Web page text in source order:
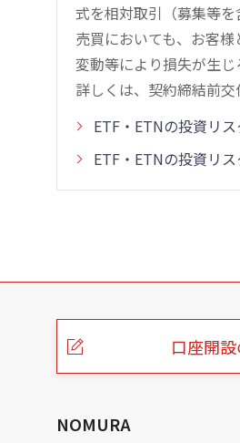
式を相対取引（募集等
売買においても、お客
変動等により損失が生じ
詳しくは、契約締結前
ETF・ETNの投資リ
ETF・ETNの投資リ
こ
口座開
NOMURA